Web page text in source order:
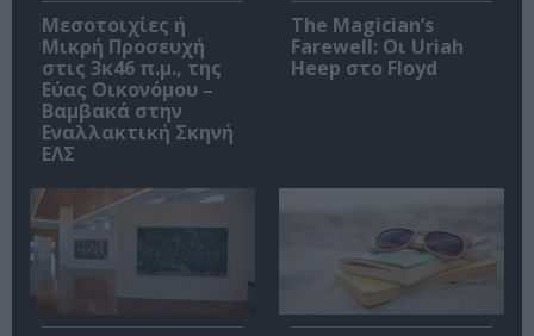
Μεσοτοιχίες ή
Μικρή Προσευχή
στις 3κ46 π.μ., της
Εύας Οικονόμου –
Βαμβακά στην
Εναλλακτική Σκηνή
ΕΛΣ
The Magician’s
Farewell: Οι Uriah
Heep στο Floyd